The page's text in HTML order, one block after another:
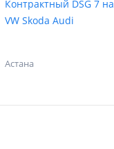
Контрактный DSG 7 на
VW Skoda Audi
Астана